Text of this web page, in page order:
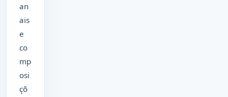
an
ais
e
co
mp
osi
çõ